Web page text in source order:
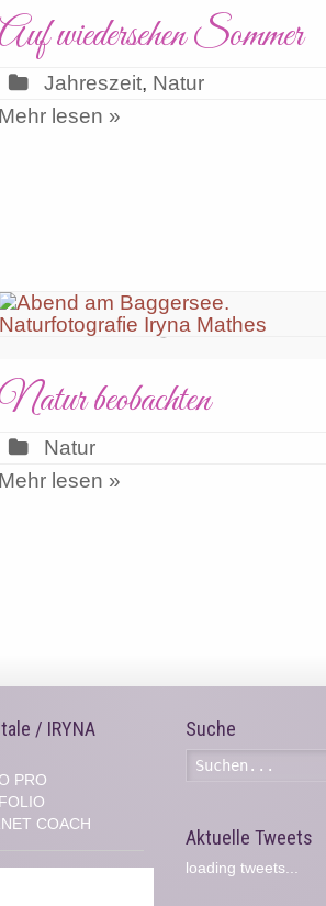
Auf wiedersehen Sommer
Jahreszeit, Natur
Mehr lesen »
beobachten
Natur
Mehr lesen »
/ IRYNA
PRO
COACH
Suche
Aktuelle Tweets
loading tweets...